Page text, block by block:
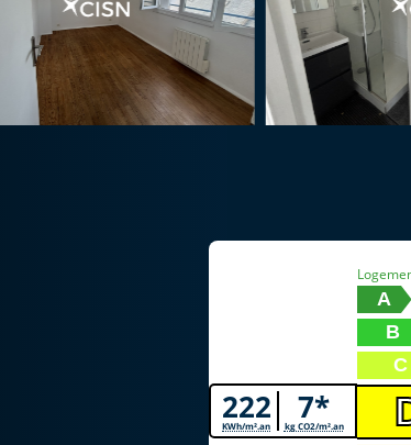
222
KWh/m².an 7*
kg CO2/m².an
A
B
C